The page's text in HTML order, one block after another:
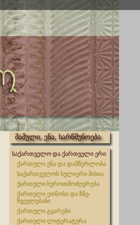
მამული, ენა, სარწმუნოება
საქართველო და ქართველი ერი
ქართული ენა და დამწერლობა
საქართველოს სულიერი მისია
ქართული ხუროთმოძღვრება
ქართული ეთნოსი და ზნე-
ჩვეულებანი
ქართული გვარები
ქართული ლიტერატურა